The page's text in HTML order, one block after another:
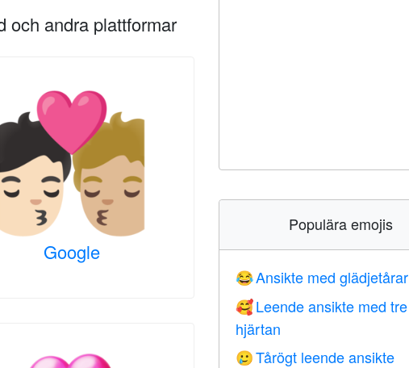
och andra plattformar
Google
Populära emojis
😂Ansikte med glädjetårar
🥰 Leende ansikte med tre
hjärtan
🥲 Tårögt leende ansikte